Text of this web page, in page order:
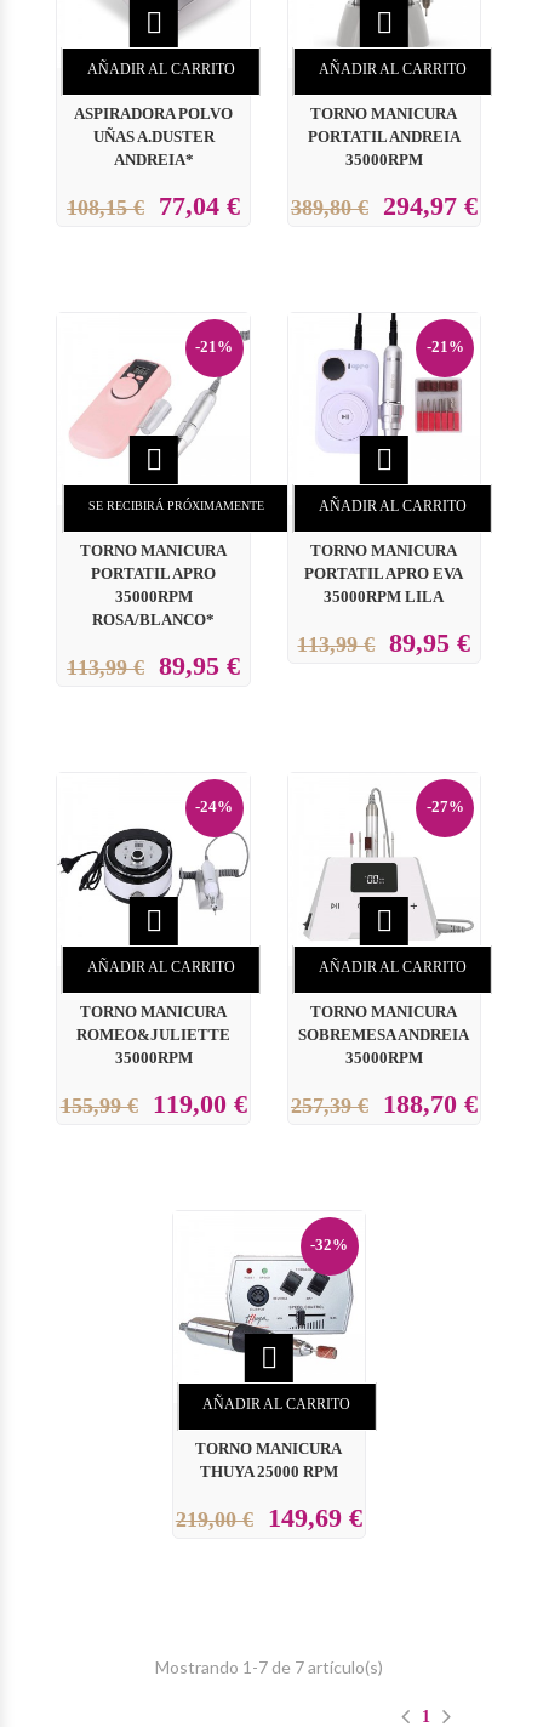

AÑADIR AL CARRITO
ASPIRADORA POLVO
UÑAS A.DUSTER
ANDREIA*
108,15 € 77,04 €

AÑADIR AL CARRITO
TORNO MANICURA
PORTATIL ANDREIA
35000RPM
389,80 € 294,97 €
-21%

SE RECIBIRÁ PRÓXIMAMENTE
TORNO MANICURA
PORTATIL APRO
35000RPM
ROSA/BLANCO*
113,99 € 89,95 €
-21%

AÑADIR AL CARRITO
TORNO MANICURA
PORTATIL APRO EVA
35000RPM LILA
113,99 € 89,95 €
-24%

AÑADIR AL CARRITO
TORNO MANICURA
ROMEO&JULIETTE
35000RPM
155,99 € 119,00 €
-27%

AÑADIR AL CARRITO
TORNO MANICURA
SOBREMESA ANDREIA
35000RPM
257,39 € 188,70 €
-32%

AÑADIR AL CARRITO
TORNO MANICURA
THUYA 25000 RPM
219,00 € 149,69 €
Mostrando 1-7 de 7 artículo(s)
1